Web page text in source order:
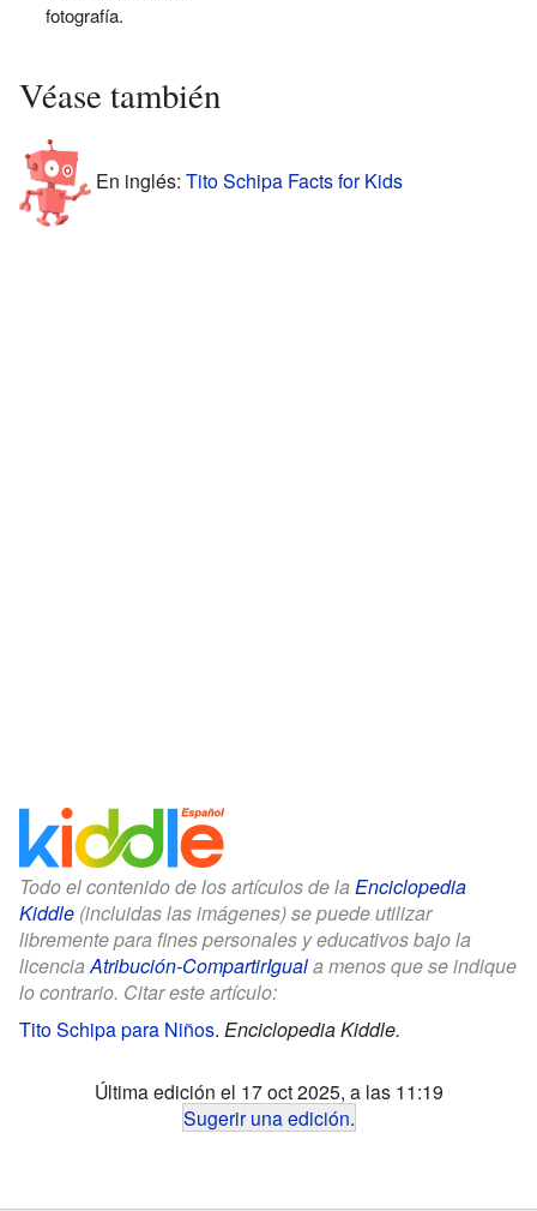
fotografía.
Véase también
En inglés: Tito Schipa Facts for Kids
Todo el contenido de los artículos de la Enciclopedia
Kiddle (incluidas las imágenes) se puede utilizar
libremente para fines personales y educativos bajo la
licencia Atribución-CompartirIguala menos que se indique
lo contrario. Citar este artículo:
Tito Schipa para Niños. Enciclopedia Kiddle.
Última edición el 17 oct 2025, a las 11:19
Sugerir una edición.